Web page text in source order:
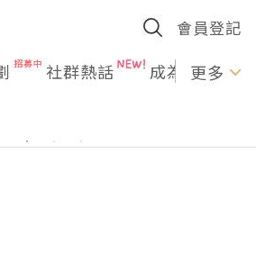
會員登記
社群熱話 成為U更多